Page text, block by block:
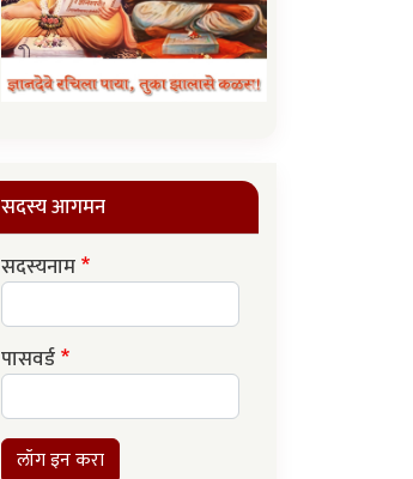
सदस्य आगमन
सदस्यनाम
पासवर्ड
लॉग इन करा